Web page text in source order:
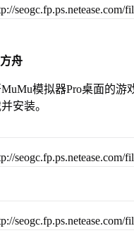
舟
模拟器Pro桌面的
安装。